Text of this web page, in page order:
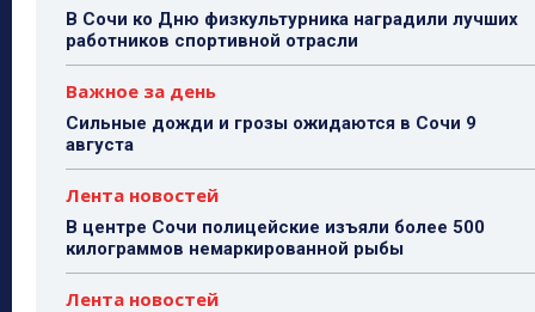
В Сочи ко Дню физкультурника наградили лучших
работников спортивной отрасли
Важное за день
Сильные дожди и грозы ожидаются в Сочи 9
августа
Лента новостей
В центре Сочи полицейские изъяли более 500
килограммов немаркированной рыбы
Лента новостей